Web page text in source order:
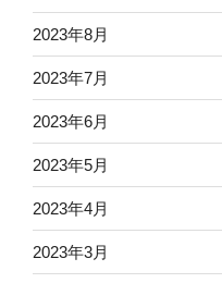
2023年8月
2023年7月
2023年6月
2023年5月
2023年4月
2023年3月